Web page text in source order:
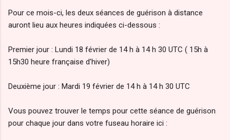
Pour ce mois-ci, les deux séances de guérison à distance
auront lieu aux heures indiquées ci-dessous :
Premier jour : Lundi 18 février de 14 h à 14 h 30 UTC ( 15h à
15h30 heure française d'hiver)
Deuxième jour : Mardi 19 février de 14 h à 14 h 30 UTC
Vous pouvez trouver le temps pour cette séance de guérison
pour chaque jour dans votre fuseau horaire ici :